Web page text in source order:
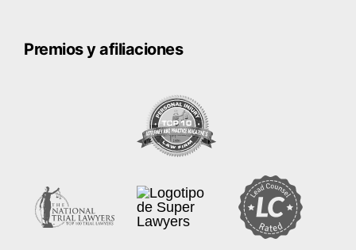
Premios y afiliaciones